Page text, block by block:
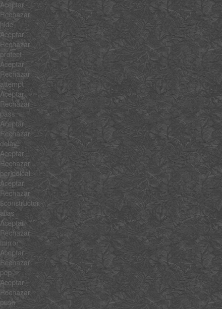
Aceptar
Rechazar
hide
Aceptar
Rechazar
protect
Aceptar
Rechazar
attempt
Aceptar
Rechazar
pass
Aceptar
Rechazar
delay
Aceptar
Rechazar
periodical
Aceptar
Rechazar
$constructor
alias
Aceptar
Rechazar
mirror
Aceptar
Rechazar
pop
Aceptar
Rechazar
push